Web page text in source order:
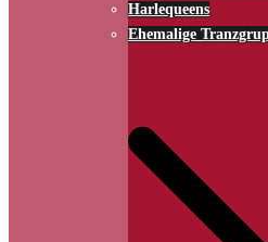
Harlequeens
Ehemalige